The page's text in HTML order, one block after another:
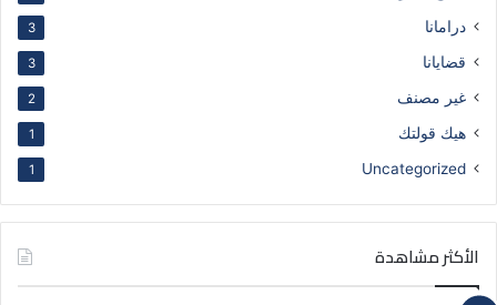
ك
ت
و
درامانا 3
قضايانا 3
غير مصنف 2
هيك قولتك 1
Uncategorized
1
الأكثر مشاهدة